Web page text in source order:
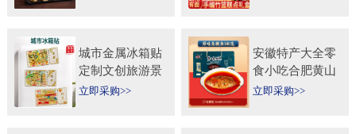
城市金属冰箱贴
定制文创旅游景
区纪念礼品定做
立即采购>>
安徽特产大全零
食小吃合肥黄山
烧饼糕点臭鳜鱼
立即采购>>